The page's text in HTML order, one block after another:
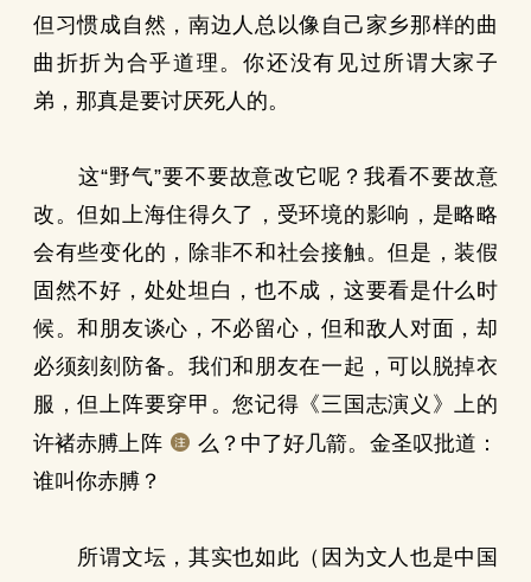
但习惯成自然，南边人总以像自己家乡那样的曲
曲折折为合乎道理。你还没有见过所谓大家子
弟，那真是要讨厌死人的。
这“野气”要不要故意改它呢？我看不要故意
改。但如上海住得久了，受环境的影响，是略略
会有些变化的，除非不和社会接触。但是，装假
固然不好，处处坦白，也不成，这要看是什么时
候。和朋友谈心，不必留心，但和敌人对面，却
必须刻刻防备。我们和朋友在一起，可以脱掉衣
服，但上阵要穿甲。您记得《三国志演义》上的
许褚赤膊上阵
么？中了好几箭。金圣叹批道：
谁叫你赤膊？
所谓文坛，其实也如此（因为文人也是中国